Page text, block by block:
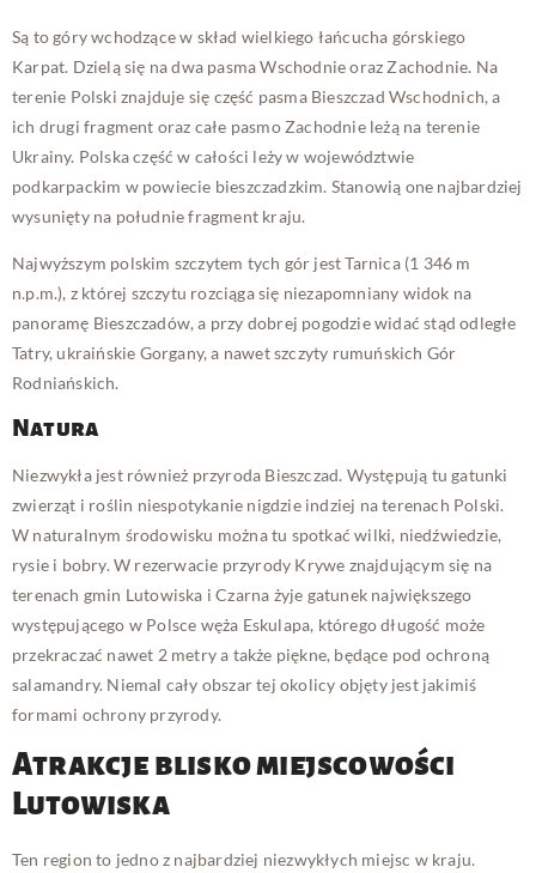
Są to góry wchodzące w skład wielkiego łańcucha górskiego
Karpat. Dzielą się na dwa pasma Wschodnie oraz Zachodnie. Na
terenie Polski znajduje się część pasma Bieszczad Wschodnich, a
ich drugi fragment oraz całe pasmo Zachodnie leżą na terenie
Ukrainy. Polska część w całości leży w województwie
podkarpackim w powiecie bieszczadzkim. Stanowią one najbardziej
wysunięty na południe fragment kraju.
Najwyższym polskim szczytem tych gór jest Tarnica (1 346 m
n.p.m.), z której szczytu rozciąga się niezapomniany widok na
panoramę Bieszczadów, a przy dobrej pogodzie widać stąd odległe
Tatry, ukraińskie Gorgany, a nawet szczyty rumuńskich Gór
Rodniańskich.
Natura
Niezwykła jest również przyroda Bieszczad. Występują tu gatunki
zwierząt i roślin niespotykanie nigdzie indziej na terenach Polski.
W naturalnym środowisku można tu spotkać wilki, niedźwiedzie,
rysie i bobry. W rezerwacie przyrody Krywe znajdującym się na
terenach gmin Lutowiska i Czarna żyje gatunek największego
występującego w Polsce węża Eskulapa, którego długość może
przekraczać nawet 2 metry a także piękne, będące pod ochroną
salamandry. Niemal cały obszar tej okolicy objęty jest jakimiś
formami ochrony przyrody.
Atrakcje blisko miejscowości
Lutowiska
Ten region to jedno z najbardziej niezwykłych miejsc w kraju.